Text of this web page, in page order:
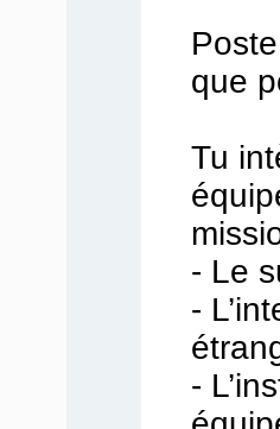
que
Tu
- Le
-
-